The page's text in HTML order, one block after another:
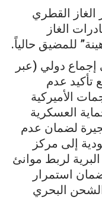
الغاز القطري
93% من صادرات الغاز
للمضيق حالياً.
دولي (عبر
تأكيد عدم
الأميركية
العسكرية
لضمان عدم
إلى مركز
لربط موانئ
استمرار
البحري